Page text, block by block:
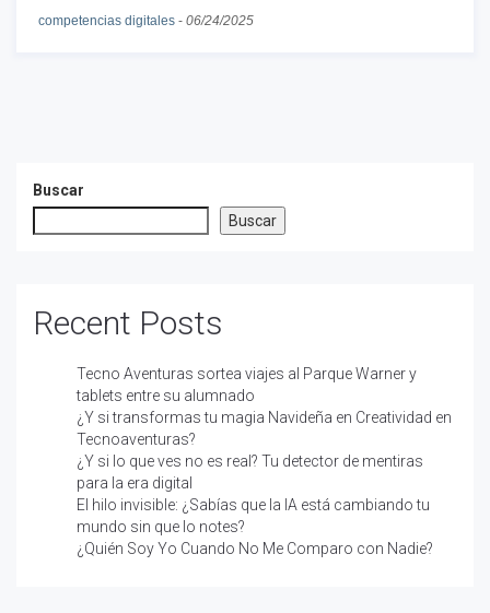
competencias digitales - 06/24/2025
Buscar
Buscar
Recent Posts
Tecno Aventuras sortea viajes al Parque Warner y
tablets entre su alumnado
¿Y si transformas tu magia Navideña en Creatividad en
Tecnoaventuras?
¿Y si lo que ves no es real? Tu detector de mentiras
para la era digital
El hilo invisible: ¿Sabías que la IA está cambiando tu
mundo sin que lo notes?
¿Quién Soy Yo Cuando No Me Comparo con Nadie?